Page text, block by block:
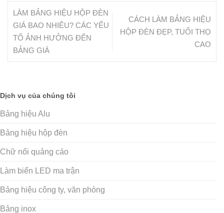
LÀM BẢNG HIỆU HỘP ĐÈN
GIÁ BAO NHIÊU? CÁC YẾU
TỐ ẢNH HƯỞNG ĐẾN
BẢNG GIÁ
CÁCH LÀM BẢNG HIỆU
HỘP ĐÈN ĐẸP, TUỔI THỌ
CAO
Dịch vụ của chúng tôi
Bảng hiệu Alu
Bảng hiệu hộp đèn
Chữ nổi quảng cáo
Làm biển LED ma trận
Bảng hiệu công ty, văn phòng
Bảng inox